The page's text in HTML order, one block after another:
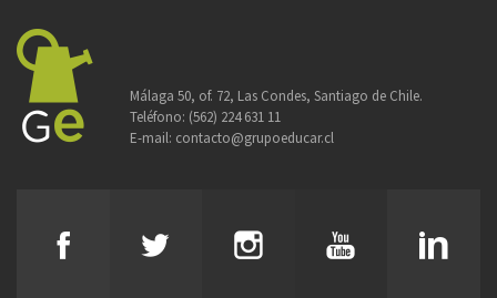
Málaga 50, of. 72, Las Condes, Santiago de Chile.
Teléfono: (562) 224 631 11
E-mail: contacto@grupoeducar.cl